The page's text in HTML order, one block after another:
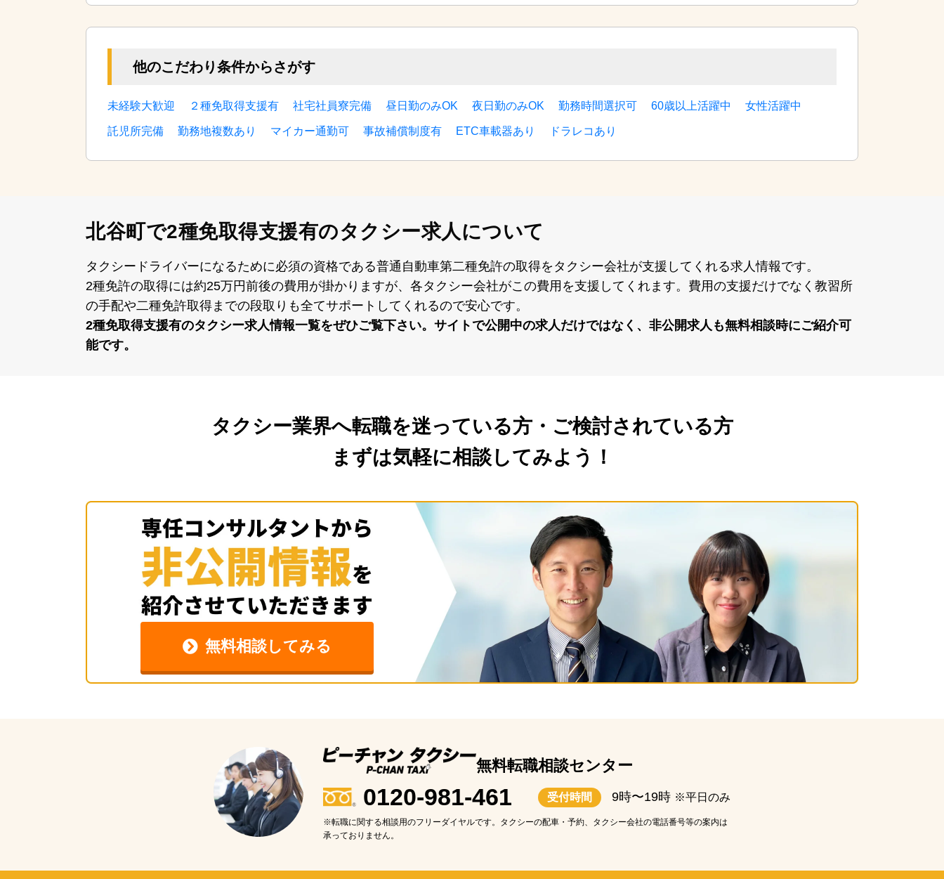
他のこだわり条件からさがす
未経験大歓迎 ２種免取得支援有 社宅社員寮完備 昼日勤のみOK 夜日勤のみOK 勤務時間選択可 60歳以上活躍中 女性活躍中
託児所完備 勤務地複数あり マイカー通勤可 事故補償制度有 ETC車載器あり ドラレコあり
北谷町で2種免取得支援有のタクシー求人について
タクシードライバーになるために必須の資格である普通⾃動⾞第⼆種免許の取得をタクシー会社が⽀援してくれる求⼈情報です。
2種免許の取得には約25万円前後の費⽤が掛かりますが、各タクシー会社がこの費⽤を⽀援してくれます。費⽤の⽀援だけでなく教習所
の⼿配や⼆種免許取得までの段取りも全てサポートしてくれるので安⼼です。
2種免取得支援有のタクシー求⼈情報⼀覧をぜひご覧下さい。サイトで公開中の求⼈だけではなく、⾮公開求⼈も無料相談時にご紹介可
能です。
タクシー業界へ転職を迷っている方・ご検討されている方
まずは気軽に相談してみよう！
無料相談してみる
無料転職相談センター
0120-981-461 受付時間 9時〜19時 ※平日のみ
※転職に関する相談用のフリーダイヤルです。タクシーの配車・予約、タクシー会社の電話番号等の案内は
承っておりません。